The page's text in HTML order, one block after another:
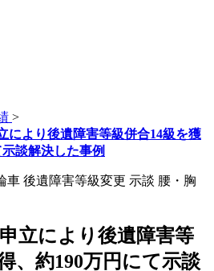
>
により後遺障害等級併合14級を獲
談解決した事例
車 後遺障害等級変更 示談 腰・胸
立により後遺障害等
、約190万円にて示談